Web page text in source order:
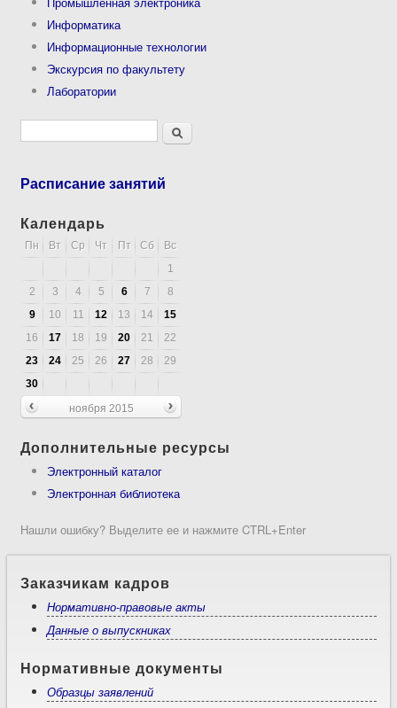
Информатика
Информационные технологии
Экскурсия по факультету
Лаборатории
Форма поискаПоиск
Расписание занятий
Календарь
Пн Вт Ср Чт Пт Сб
Вс
1
2
3 4 5 6 7
8
9
10 11 12 13 14
15
16
17 18 19 20 21
22
23
24 25 26 27 28
29
30
ноября 2015
Дополнительные ресурсы
Электронный каталог
Электронная библиотека
Нашли ошибку? Выделите ее и нажмите CTRL+Enter
Заказчикам кадров
Нормативно-правовые акты
Данные о выпускниках
Нормативные документы
Образцы заявлений